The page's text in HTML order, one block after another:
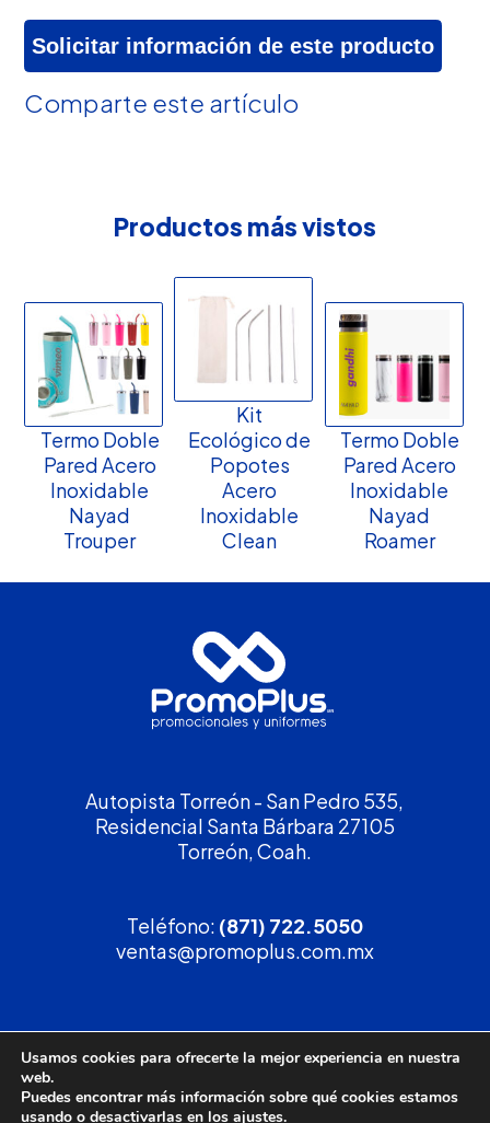
Solicitar información de este producto
Comparte este artículo
Productos más vistos
Termo Doble
Pared Acero
Inoxidable
Nayad
Trouper
Kit
Ecológico de
Popotes
Acero
Inoxidable
Clean
Termo Doble
Pared Acero
Inoxidable
Nayad
Roamer
Autopista Torreón - San Pedro 535,
Residencial Santa Bárbara 27105
Torreón, Coah.
Teléfono: (871) 722.5050
ventas@promoplus.com.mx
¡Solicita tucotización!
(800) 90 PROMO
Usamos cookies para ofrecerte la mejor experiencia en nuestra
web.
Puedes encontrar más información sobre qué cookies estamos
usando o desactivarlas en los ajustes.